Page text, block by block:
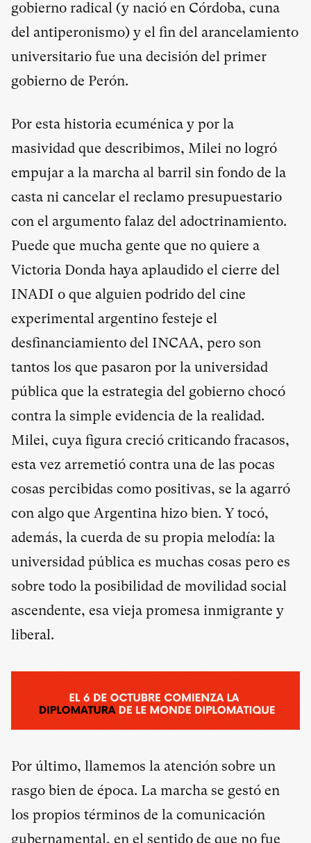
gobierno radical (y nació en Córdoba, cuna
del antiperonismo) y el fin del arancelamiento
universitario fue una decisión del primer
gobierno de Perón.
Por esta historia ecuménica y por la
masividad que describimos, Milei no logró
empujar a la marcha al barril sin fondo de la
casta ni cancelar el reclamo presupuestario
con el argumento falaz del adoctrinamiento.
Puede que mucha gente que no quiere a
Victoria Donda haya aplaudido el cierre del
INADI o que alguien podrido del cine
experimental argentino festeje el
desfinanciamiento del INCAA, pero son
tantos los que pasaron por la universidad
pública que la estrategia del gobierno chocó
contra la simple evidencia de la realidad.
Milei, cuya figura creció criticando fracasos,
esta vez arremetió contra una de las pocas
cosas percibidas como positivas, se la agarró
con algo que Argentina hizo bien. Y tocó,
además, la cuerda de su propia melodía: la
universidad pública es muchas cosas pero es
sobre todo la posibilidad de movilidad social
ascendente, esa vieja promesa inmigrante y
liberal.
Por último, llamemos la atención sobre un
rasgo bien de época. La marcha se gestó en
los propios términos de la comunicación
gubernamental, en el sentido de que no fue